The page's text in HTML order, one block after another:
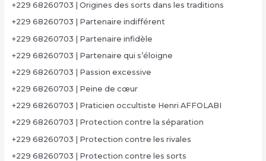
+229 68260703 | Origines des sorts dans les traditions
+229 68260703 | Partenaire indifférent
+229 68260703 | Partenaire infidèle
+229 68260703 | Partenaire qui s’éloigne
+229 68260703 | Passion excessive
+229 68260703 | Peine de cœur
+229 68260703 | Praticien occultiste Henri AFFOLABI
+229 68260703 | Protection contre la séparation
+229 68260703 | Protection contre les rivales
+229 68260703 | Protection contre les sorts